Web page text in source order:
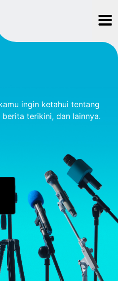
ingin ketahui tentang
terikini, dan lainnya.